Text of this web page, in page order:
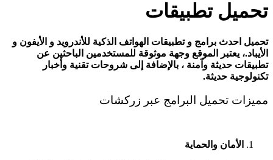
تحميل تطبيقات
تحميل احدث برامج و تطبيقات الهواتف الذكية للأندرويد و الأيفون و
الأيباد.، يعتبر الموقع وجهة موثوقة للمستخدمين الباحثين عن
تطبيقات حديثة وآمنة ، بالإضافة إلى شروحات تقنية وأخبار
تكنولوجية حديثة.
مميزات تحميل البرامج عبر زركشات
الأمان والحماية